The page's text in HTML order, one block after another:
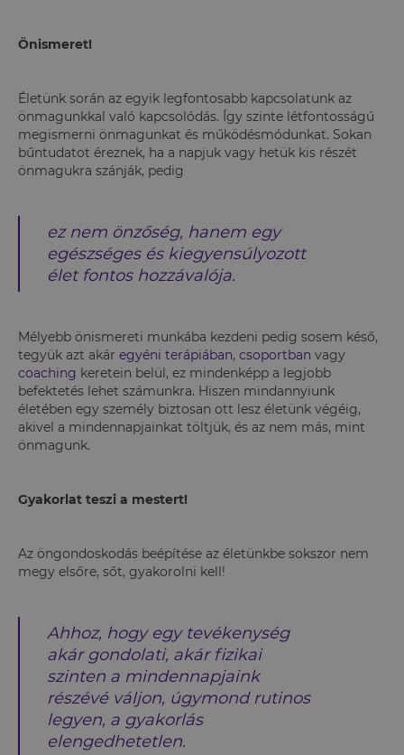
Önismeret!
Életünk során az egyik legfontosabb kapcsolatunk az
önmagunkkal való kapcsolódás. Így szinte létfontosságú
megismerni önmagunkat és működésmódunkat. Sokan
bűntudatot éreznek, ha a napjuk vagy hetük kis részét
önmagukra szánják, pedig
ez nem önzőség, hanem egy
egészséges és kiegyensúlyozott
élet fontos hozzávalója.
Mélyebb önismereti munkába kezdeni pedig sosem késő,
tegyük azt akár egyéni terápiában, csoportban vagy
coaching keretein belül, ez mindenképp a legjobb
befektetés lehet számunkra. Hiszen mindannyiunk
életében egy személy biztosan ott lesz életünk végéig,
akivel a mindennapjainkat töltjük, és az nem más, mint
önmagunk.
Gyakorlat teszi a mestert!
Az öngondoskodás beépítése az életünkbe sokszor nem
megy elsőre, sőt, gyakorolni kell!
Ahhoz, hogy egy tevékenység
akár gondolati, akár fizikai
szinten a mindennapjaink
részévé váljon, úgymond rutinos
legyen, a gyakorlás
elengedhetetlen.